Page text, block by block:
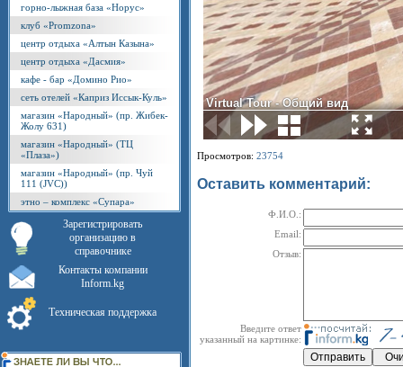
горно-лыжная база «Норус»
клуб «Promzona»
центр отдыха «Алтын Казына»
центр отдыха «Дасмия»
кафе - бар «Домино Рио»
сеть отелей «Каприз Иссык-Куль»
магазин «Народный» (пр. Жибек-
Жолу 631)
магазин «Народный» (ТЦ
«Плаза»)
магазин «Народный» (пр. Чуй
111 (JVC))
этно – комплекс «Супара»
Зарегистрировать
организацию в
справочнике
Контакты компании
Inform.kg
Техническая поддержка
Просмотров: 23754
Оставить комментарий:
Ф.И.О.:
Email:
Отзыв:
Введите ответ
указанный на картинке: